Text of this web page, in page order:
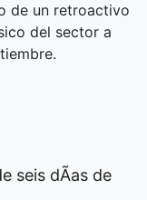
de un retroactivo
del sector a
seis dÃ­as de